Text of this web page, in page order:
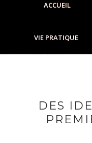
ACCUEIL
VIE PRATIQUE
DES